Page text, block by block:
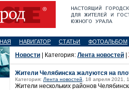
НАВИГАТОР СТАТЬИ ФОТОАЛЬБОМ
Новости | Категория: Лента новостей
Жители Челябинска жалуются на
Категория: Лента новостей , 18 апреля 2021,
Жители нескольких районов